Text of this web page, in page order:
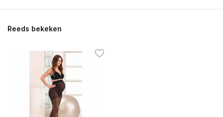
Reeds bekeken